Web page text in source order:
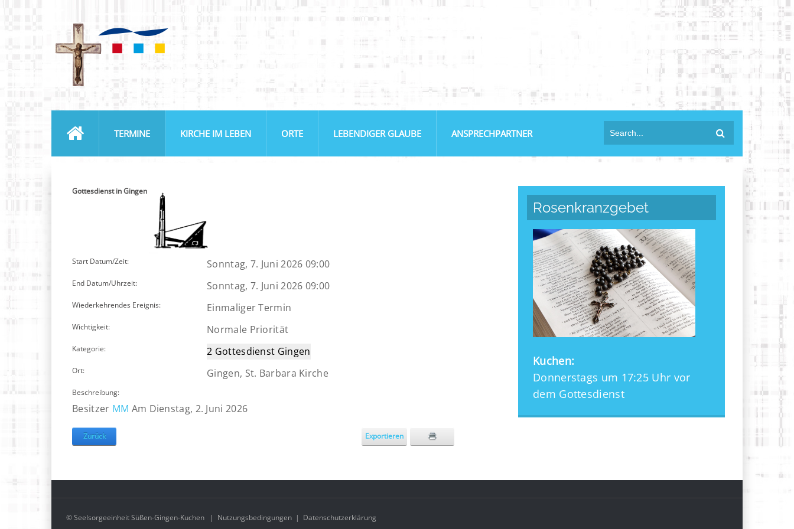
anmelden
TERMINE KIRCHE IM LEBEN ORTE LEBENDIGER GLAUBE ANSPRECHPARTNER
Gottesdienst in Gingen
Start Datum/Zeit: Sonntag, 7. Juni 2026 09:00
End Datum/Uhrzeit: Sonntag, 7. Juni 2026 09:00
Wiederkehrendes Ereignis: Einmaliger Termin
Wichtigkeit: Normale Priorität
Kategorie: 2 Gottesdienst Gingen
Ort: Gingen, St. Barbara Kirche
Beschreibung:
Besitzer MM Am Dienstag, 2. Juni 2026
Zurück Exportieren
Rosenkranzgebet
Kuchen:
Donnerstags um 17:25 Uhr vor
dem Gottesdienst
© Seelsorgeeinheit Süßen-Gingen-Kuchen | Nutzungsbedingungen | Datenschutzerklärung